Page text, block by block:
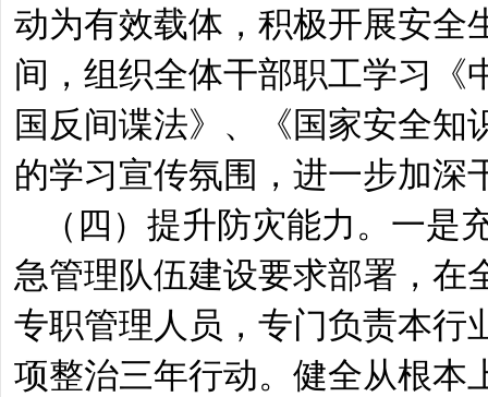
动为有效载体，积极开展安全
间，组织全体干部职工学习《
国反间谍法》、《国家安全
的学习宣传氛围，进一步加深
（四）提升防灾能力。一
急管理队伍建设要求部署，在
专职管理人员，专门负责本行
项整治三年行动。健全从根本